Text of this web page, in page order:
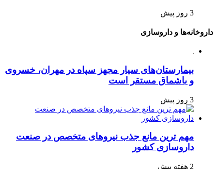
3 روز پیش
داروخانه‌ها و داروسازی
بیمارستان‌های سیار مجهز سپاه در مهران، خسروی
و باشماق مستقر است
3 روز پیش
مهم ترین مانع جذب نیروهای متخصص در صنعت
داروسازی کشور
2 هفته پیش